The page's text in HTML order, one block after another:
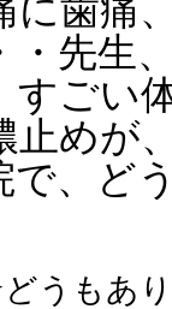
に歯痛
・先生
すごい
止めが
で、ど
うもあ